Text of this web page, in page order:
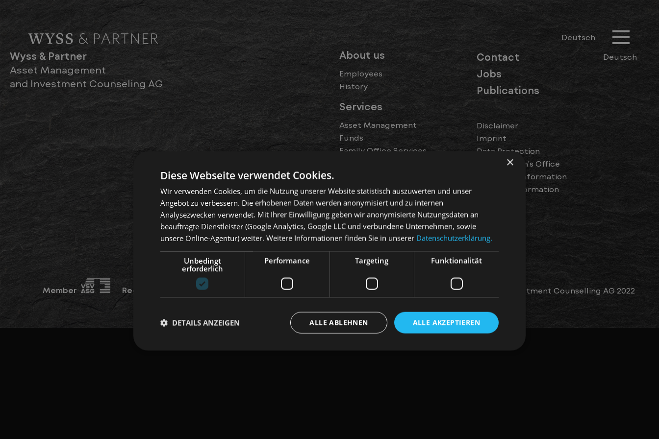
Deutsch
Wyss & Partner
Asset Management
and Investment Counseling AG
About us
Employees
History
Services
Asset Management
Funds
Family Office Services
Information on Xantos
Contact
Jobs
Publications
Disclaimer
Imprint
Data Protection
Ombudsman’s Office
Customer Information
Investor Information
Deutsch
Member Regulated by FINMA © Wyss & Partner Asset Management and Investment Counselling AG 2022
×
Diese Webseite verwendet Cookies.
Wir verwenden Cookies, um die Nutzung unserer Website statistisch auszuwerten und unser
Angebot zu verbessern. Die erhobenen Daten werden anonymisiert und zu internen
Analysezwecken verwendet. Mit Ihrer Einwilligung geben wir anonymisierte Nutzungsdaten an
beauftragte Dienstleister (Google Analytics, Google LLC und verbundene Unternehmen, sowie
unsere Online-Agentur) weiter. Weitere Informationen finden Sie in unserer Datenschutzerklärung.
Unbedingt
erforderlich
Performance Targeting Funktionalität
ALLE AKZEPTIEREN
ALLE ABLEHNEN
DETAILS ANZEIGEN